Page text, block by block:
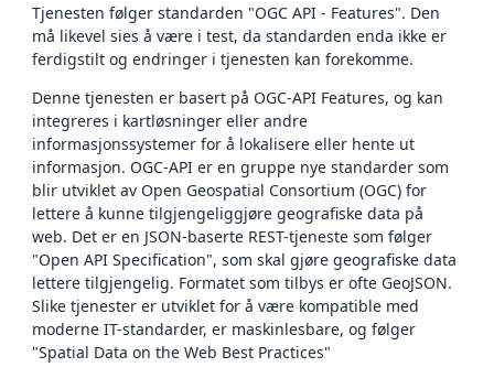
Tjenesten følger standarden "OGC API - Features". Den
må likevel sies å være i test, da standarden enda ikke er
ferdigstilt og endringer i tjenesten kan forekomme.
Denne tjenesten er basert på OGC-API Features, og kan
integreres i kartløsninger eller andre
informasjonssystemer for å lokalisere eller hente ut
informasjon. OGC-API er en gruppe nye standarder som
blir utviklet av Open Geospatial Consortium (OGC) for
lettere å kunne tilgjengeliggjøre geografiske data på
web. Det er en JSON-baserte REST-tjeneste som følger
"Open API Specification", som skal gjøre geografiske data
lettere tilgjengelig. Formatet som tilbys er ofte GeoJSON.
Slike tjenester er utviklet for å være kompatible med
moderne IT-standarder, er maskinlesbare, og følger
"Spatial Data on the Web Best Practices"